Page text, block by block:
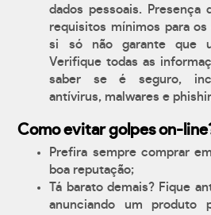
dados pessoais. Presença
requisitos mínimos para
si só não garante que
Verifique todas as
saber se é seguro,
antívirus, malwares e
Como evitar golpes on-
Prefira sempre comprar
boa reputação;
Tá barato demais? Fique
anunciando um produto